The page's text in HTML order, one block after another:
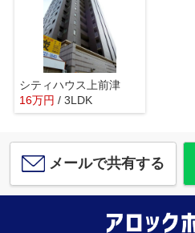
シティハウス上前津
16万円 / 3LDK
メールで共有する